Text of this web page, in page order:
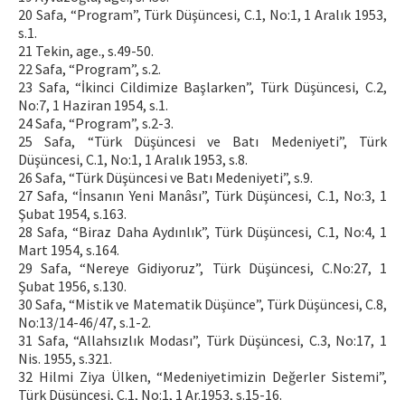
20 Safa, “Program”, Türk Düşüncesi, C.1, No:1, 1 Aralık 1953,
s.1.
21 Tekin, age., s.49-50.
22 Safa, “Program”, s.2.
23 Safa, “İkinci Cildimize Başlarken”, Türk Düşüncesi, C.2,
No:7, 1 Haziran 1954, s.1.
24 Safa, “Program”, s.2-3.
25 Safa, “Türk Düşüncesi ve Batı Medeniyeti”, Türk
Düşüncesi, C.1, No:1, 1 Aralık 1953, s.8.
26 Safa, “Türk Düşüncesi ve Batı Medeniyeti”, s.9.
27 Safa, “İnsanın Yeni Manâsı”, Türk Düşüncesi, C.1, No:3, 1
Şubat 1954, s.163.
28 Safa, “Biraz Daha Aydınlık”, Türk Düşüncesi, C.1, No:4, 1
Mart 1954, s.164.
29 Safa, “Nereye Gidiyoruz”, Türk Düşüncesi, C.No:27, 1
Şubat 1956, s.130.
30 Safa, “Mistik ve Matematik Düşünce”, Türk Düşüncesi, C.8,
No:13/14-46/47, s.1-2.
31 Safa, “Allahsızlık Modası”, Türk Düşüncesi, C.3, No:17, 1
Nis. 1955, s.321.
32 Hilmi Ziya Ülken, “Medeniyetimizin Değerler Sistemi”,
Türk Düşüncesi, C.1, No:1, 1 Ar.1953, s.15-16.